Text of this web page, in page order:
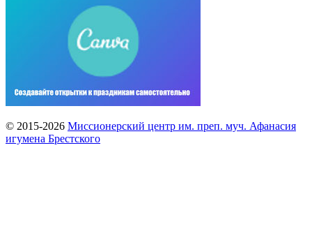
© 2015-2026 Миссионерский центр им. преп. муч. Афанасия
игумена Брестского